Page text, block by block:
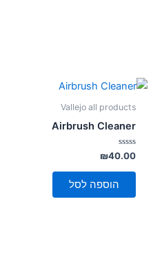
Vallejo all products
Airbrush Cleaner
דורג
0
מתוך
₪40.00
הוספה לסל